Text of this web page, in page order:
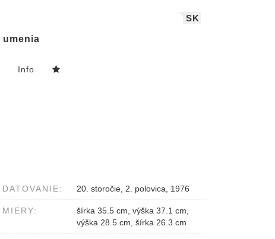
SK
umenia
Info
DATOVANIE: 20. storočie, 2. polovica, 1976
MIERY:
šírka 35.5 cm, výška 37.1 cm,
výška 28.5 cm, šírka 26.3 cm